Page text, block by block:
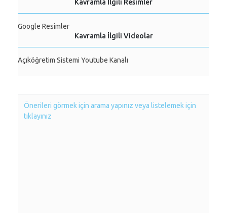
Kavramla İlgili Resimler
Google Resimler
Kavramla İlgili Videolar
Açıköğretim Sistemi Youtube Kanalı
Önerileri görmek için arama yapınız veya listelemek için
tıklayınız